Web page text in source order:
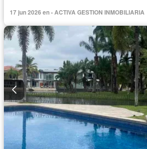
17 jun 2026 en - ACTIVA GESTION INMOBILIARIA